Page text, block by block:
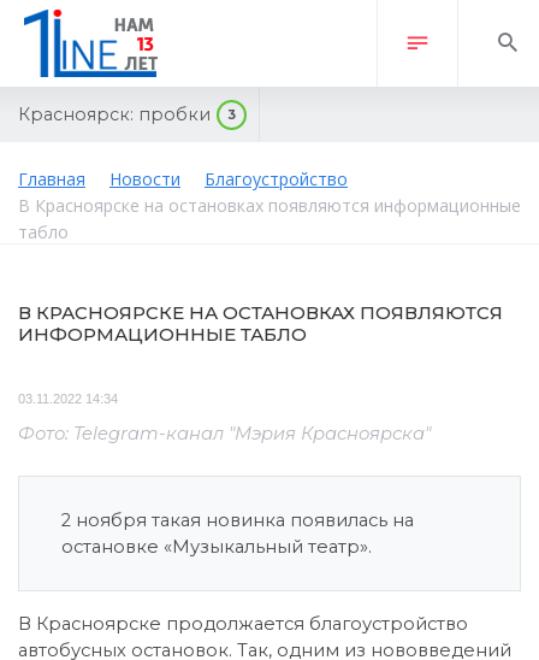
Красноярск: пробки 3
Главная Новости
Благоустройство
В Красноярске на остановках появляются информационные
табло
В КРАСНОЯРСКЕ НА ОСТАНОВКАХ ПОЯВЛЯЮТСЯ
ИНФОРМАЦИОННЫЕ ТАБЛО
03.11.2022 14:34
Фото: Telegram-канал "Мэрия Красноярска"
2 ноября такая новинка появилась на
остановке «Музыкальный театр».
В Красноярске продолжается благоустройство
автобусных остановок. Так, одним из нововведений